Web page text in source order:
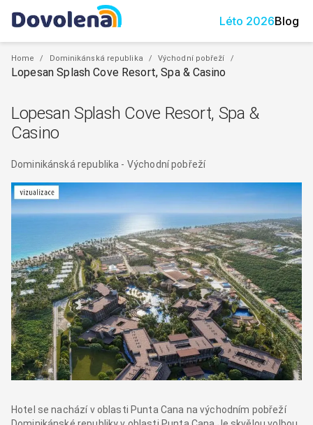
Léto 2026Blog
Home / Dominikánská republika / Východní pobřeží /
Lopesan Splash Cove Resort, Spa & Casino
Lopesan Splash Cove Resort, Spa &
Casino
Dominikánská republika - Východní pobřeží
Hotel se nachází v oblasti Punta Cana na východním pobřeží